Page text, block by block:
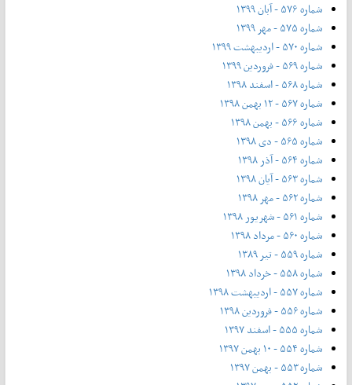
شماره ۵۷۶ - آبان ۱۳۹۹
شماره ۵۷۵ - مهر ۱۳۹۹
شماره ۵۷۰ - اردیبهشت ۱۳۹۹
شماره ۵۶۹ - فروردین ۱۳۹۹
شماره ۵۶۸ - اسفند ۱۳۹۸
شماره ۵۶۷ - ۱۲ بهمن ۱۳۹۸
شماره ۵۶۶ - بهمن ۱۳۹۸
شماره ۵۶۵ - دی ۱۳۹۸
شماره ۵۶۴ - آذر ۱۳۹۸
شماره ۵۶۳ - آیان ۱۳۹۸
شماره ۵۶۲ - مهر ۱۳۹۸
شماره ۵۶۱ - شهریور ۱۳۹۸
شماره ۵۶۰ - مرداد ۱۳۹۸
شماره ۵۵۹ - تیر ۱۳۸۹
شماره ۵۵۸ - خرداد ۱۳۹۸
شماره ۵۵۷ - اردیبهشت ۱۳۹۸
شماره ۵۵۶ - فروردین ۱۳۹۸
شماره ۵۵۵ - اسفند ۱۳۹۷
شماره ۵۵۴ - ۱۰ بهمن ۱۳۹۷
شماره ۵۵۳ - بهمن ۱۳۹۷